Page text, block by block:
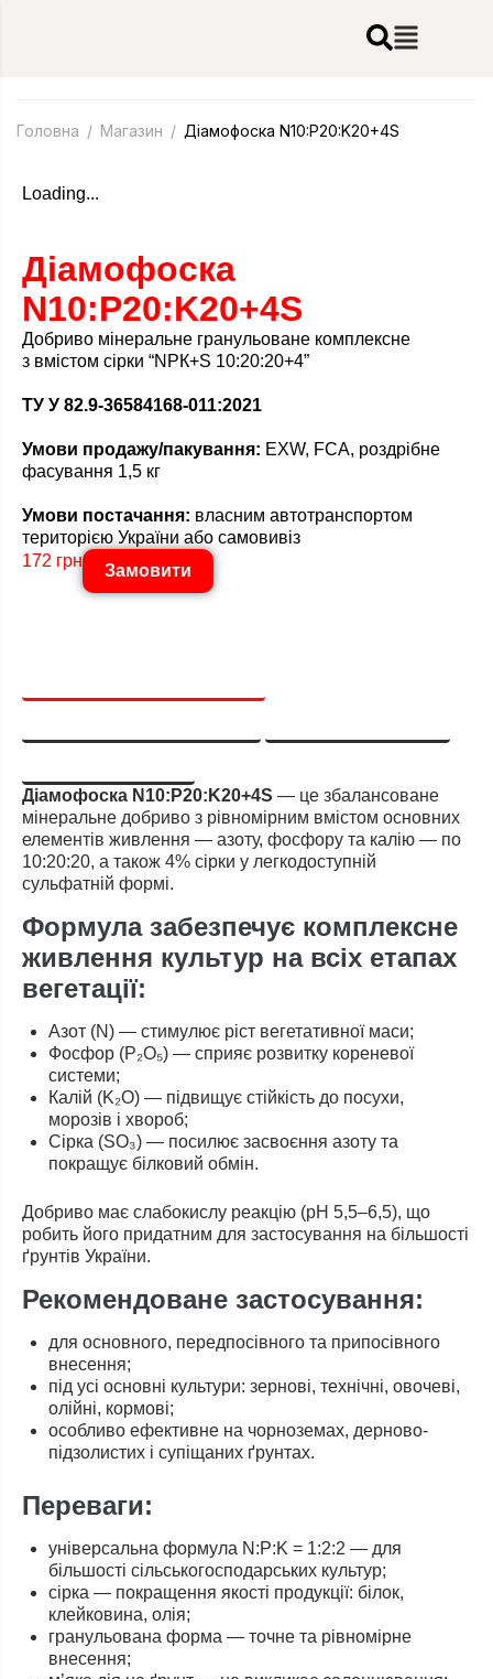
Головна / Магазин / Діамофоска N10:P20:K20+4S
Loading...
Діамофоска
N10:P20:K20+4S
Добриво мінеральне гранульоване комплексне
з вмістом сірки “NPК+S 10:20:20+4”
ТУ У 82.9-36584168-011:2021
Умови продажу/пакування: EXW, FCA, роздрібне
фасування 1,5 кг
Умови постачання: власним автотранспортом
територією України або самовивіз
172 грн
Замовити
Діамофоска N10:P20:K20+4S — це збалансоване
мінеральне добриво з рівномірним вмістом основних
елементів живлення — азоту, фосфору та калію — по
10:20:20, а також 4% сірки у легкодоступній
сульфатній формі.
Формула забезпечує комплексне
живлення культур на всіх етапах
вегетації:
Азот (N) — стимулює ріст вегетативної маси;
Фосфор (P₂O₅) — сприяє розвитку кореневої
системи;
Калій (K₂O) — підвищує стійкість до посухи,
морозів і хвороб;
Сірка (SO₃) — посилює засвоєння азоту та
покращує білковий обмін.
Добриво має слабокислу реакцію (pH 5,5–6,5), що
робить його придатним для застосування на більшості
ґрунтів України.
Рекомендоване застосування:
для основного, передпосівного та припосівного
внесення;
під усі основні культури: зернові, технічні, овочеві,
олійні, кормові;
особливо ефективне на чорноземах, дерново-
підзолистих і супіщаних ґрунтах.
Переваги:
універсальна формула N:P:K = 1:2:2 — для
більшості сільськогосподарських культур;
сірка — покращення якості продукції: білок,
клейковина, олія;
гранульована форма — точне та рівномірне
внесення;